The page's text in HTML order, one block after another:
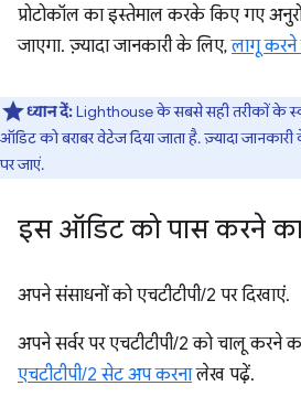
प्रोटोकॉल का इस्तेमाल करके किए गए
जाएगा. ज़्यादा जानकारी के लिए,लागू करने
ध्यान दें:Lighthouse के सबसे सही तरीकों के
ऑडिट को बराबर वेटेज दिया जाता है. ज़्यादा
पर जाएं.
इस ऑडिट को पास करने का
अपने संसाधनों को एचटीटीपी/2 पर दिखाएं.
अपने सर्वर पर एचटीटीपी/2 को चालू करने
एचटीटीपी/2 सेट अप करनालेख पढ़ें.